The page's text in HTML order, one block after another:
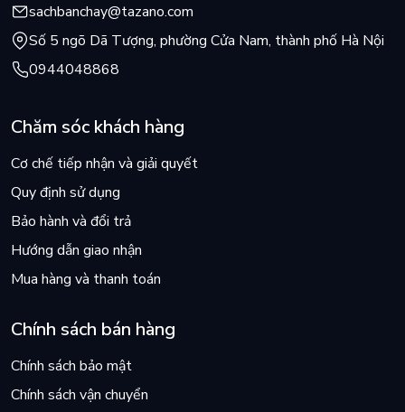
sachbanchay@tazano.com
Số 5 ngõ Dã Tượng, phường Cửa Nam, thành phố Hà Nội
0944048868
Chăm sóc khách hàng
Cơ chế tiếp nhận và giải quyết
Quy định sử dụng
Bảo hành và đổi trả
Hướng dẫn giao nhận
Mua hàng và thanh toán
Chính sách bán hàng
Chính sách bảo mật
Chính sách vận chuyển